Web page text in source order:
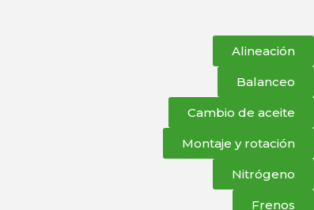
Alineación
Balanceo
Cambio de aceite
Montaje y rotación
Nitrógeno
Frenos